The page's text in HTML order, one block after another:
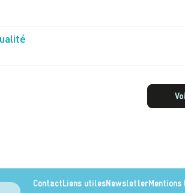
ContactLiens utilesNewsletter